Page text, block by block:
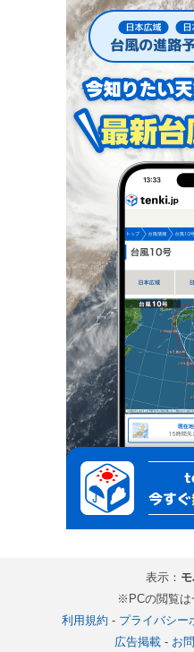
表示：
※PCの閲覧は
利用規約 - プライバシー
広告掲載- お